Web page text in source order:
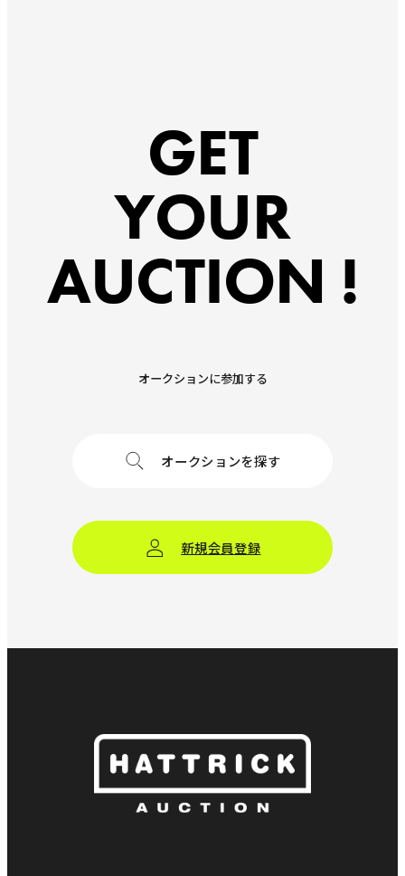
GET
YOUR
AUCTION !
オークションに参加する
オークションを探す
新規会員登録